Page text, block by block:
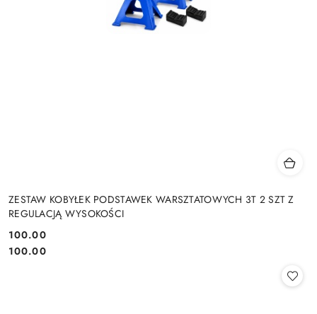
ZESTAW KOBYŁEK PODSTAWEK WARSZTATOWYCH 3T 2 SZT Z
REGULACJĄ WYSOKOŚCI
Cena:
100.00
Cena:
100.00